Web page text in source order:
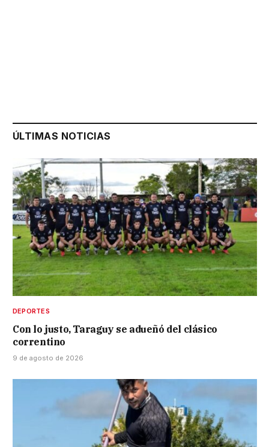
ÚLTIMAS NOTICIAS
DEPORTES
Con lo justo, Taraguy se adueñó del clásico
correntino
9 de agosto de 2026